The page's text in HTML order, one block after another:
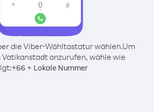
die Viber-Wähltastatur wählen.Um
Vatikanstadt anzurufen, wähle wie
+66 + Lokale Nummer